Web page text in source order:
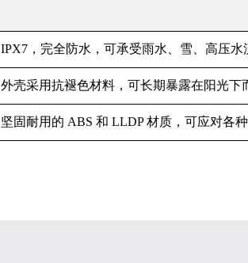
IPX7，完全防水，可承受雨水、雪、高压
外壳采用抗褪色材料，可长期暴露在阳光下
坚固耐用的 ABS 和 LLDP 材质，可应对各